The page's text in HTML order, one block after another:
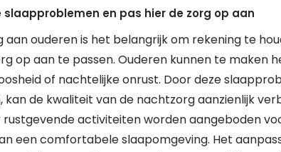
en pas hier de zorg op aan
aan ouderen is het belangrijk om rekening te
op aan te passen. Ouderen kunnen te maken
of nachtelijke onrust. Door deze
de kwaliteit van de nachtzorg aanzienlijk
activiteiten worden aangeboden
een comfortabele slaapomgeving. Het